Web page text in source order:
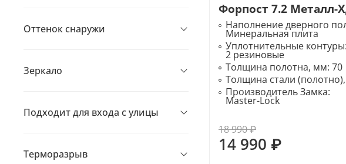
Форпост 7.2 Металл-
Наполнение дверного
Минеральная плита
Уплотнительные контуры:
2 резиновые
Толщина полотна, мм: 70
Толщина стали
Производитель Замка:
Master-Lock
18 990 ₽
14 990 ₽
Оттенок снаружи
Зеркало
Подходит для входа с улицы
Терморазрыв